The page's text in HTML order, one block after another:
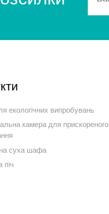
екологічних випробувань
камера для прискореного
суха шафа